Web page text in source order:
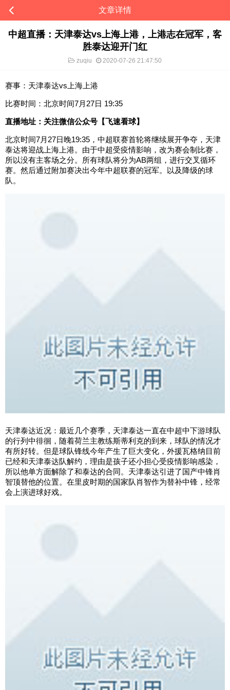
文章详情
中超直播：天津泰达vs上海上港，上港志在冠军，客
胜泰达迎开门红
zuqiu 2020-07-26 21:47:50
赛事：天津泰达vs上海上港
比赛时间：北京时间7月27日 19:35
直播地址：关注微信公众号【飞速看球】
北京时间7月27日晚19:35，中超联赛首轮将继续展开争夺，天津
泰达将迎战上海上港。由于中超受疫情影响，改为赛会制比赛，
所以没有主客场之分。所有球队将分为AB两组，进行交叉循环
赛。然后通过附加赛决出今年中超联赛的冠军。以及降级的球
队。
天津泰达近况：最近几个赛季，天津泰达一直在中超中下游球队
的行列中徘徊，随着荷兰主教练斯蒂利克的到来，球队的情况才
有所好转。但是球队锋线今年产生了巨大变化，外援瓦格纳目前
已经和天津泰达队解约，理由是孩子还小担心受疫情影响感染，
所以他单方面解除了和泰达的合同。天津泰达引进了国产中锋肖
智顶替他的位置。在里皮时期的国家队肖智作为替补中锋，经常
会上演进球好戏。